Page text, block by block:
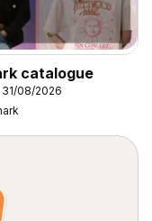
catalogue
08/2026